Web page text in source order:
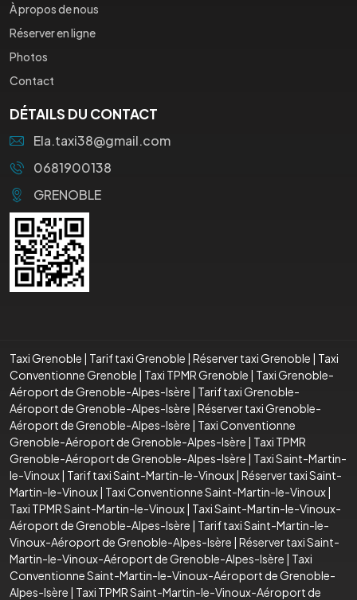
À propos de nous
Réserver en ligne
Photos
Contact
DÉTAILS DU CONTACT
Ela.taxi38@gmail.com
0681900138
GRENOBLE
Taxi Grenoble | Tarif taxi Grenoble | Réserver taxi Grenoble | Taxi
Conventionne Grenoble | Taxi TPMR Grenoble | Taxi Grenoble-
Aéroport de Grenoble-Alpes-Isère | Tarif taxi Grenoble-
Aéroport de Grenoble-Alpes-Isère | Réserver taxi Grenoble-
Aéroport de Grenoble-Alpes-Isère | Taxi Conventionne
Grenoble-Aéroport de Grenoble-Alpes-Isère | Taxi TPMR
Grenoble-Aéroport de Grenoble-Alpes-Isère | Taxi Saint-Martin-
le-Vinoux| Tarif taxi Saint-Martin-le-Vinoux| Réserver taxi Saint-
Martin-le-Vinoux| Taxi Conventionne Saint-Martin-le-Vinoux|
Taxi TPMR Saint-Martin-le-Vinoux| Taxi Saint-Martin-le-Vinoux-
Aéroport de Grenoble-Alpes-Isère | Tarif taxi Saint-Martin-le-
Vinoux-Aéroport de Grenoble-Alpes-Isère | Réserver taxi Saint-
Martin-le-Vinoux-Aéroport de Grenoble-Alpes-Isère | Taxi
Conventionne Saint-Martin-le-Vinoux-Aéroport de Grenoble-
Alpes-Isère | Taxi TPMR Saint-Martin-le-Vinoux-Aéroport de